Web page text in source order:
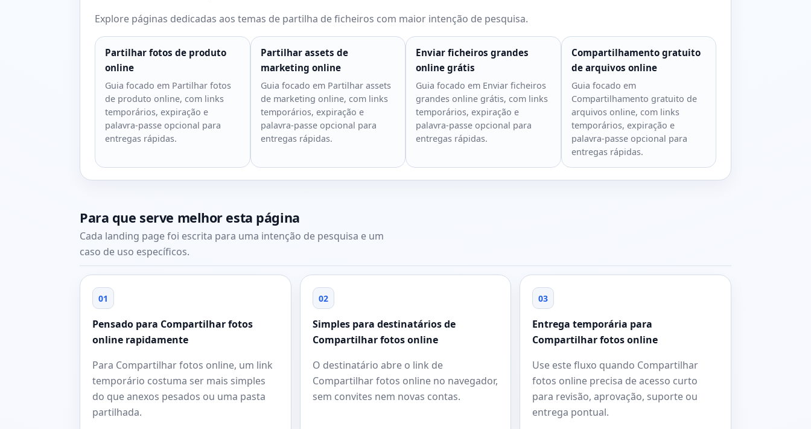
Explore páginas dedicadas aos temas de partilha de ficheiros com maior intenção de pesquisa.
Partilhar fotos de produto
online
Guia focado em Partilhar fotos
de produto online, com links
temporários, expiração e
palavra-passe opcional para
entregas rápidas.
Partilhar assets de
marketing online
Guia focado em Partilhar assets
de marketing online, com links
temporários, expiração e
palavra-passe opcional para
entregas rápidas.
Enviar ficheiros grandes
online grátis
Guia focado em Enviar ficheiros
grandes online grátis, com links
temporários, expiração e
palavra-passe opcional para
entregas rápidas.
Compartilhamento gratuito
de arquivos online
Guia focado em
Compartilhamento gratuito de
arquivos online, com links
temporários, expiração e
palavra-passe opcional para
entregas rápidas.
Para que serve melhor esta página
Cada landing page foi escrita para uma intenção de pesquisa e um
caso de uso específicos.
01
Pensado para Compartilhar fotos
online rapidamente
Para Compartilhar fotos online, um link
temporário costuma ser mais simples
do que anexos pesados ou uma pasta
partilhada.
02
Simples para destinatários de
Compartilhar fotos online
O destinatário abre o link de
Compartilhar fotos online no navegador,
sem convites nem novas contas.
03
Entrega temporária para
Compartilhar fotos online
Use este fluxo quando Compartilhar
fotos online precisa de acesso curto
para revisão, aprovação, suporte ou
entrega pontual.